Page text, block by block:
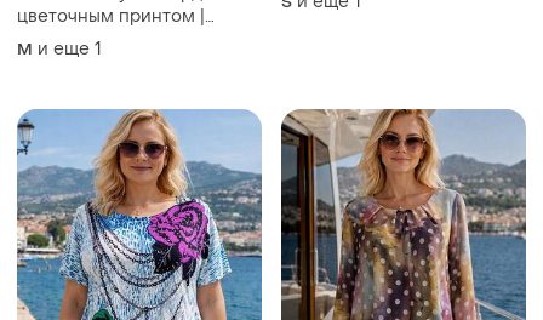
цветочным принтом |
размер м (полномерный
m/l)
M и еще 1